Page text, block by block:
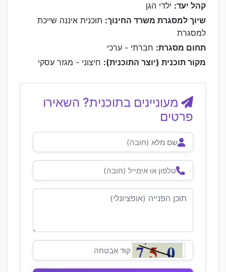
קהל יעד: ילדי הגן
שיוך למסגרת משרד החינוך: תוכנית איננה שייכת
למסגרת
תחום מסגרת: חברתי - ערכי
מקור תוכנית (יוצר התוכנית): חיצוני - מגזר עסקי
מעוניינים בתוכנית? השאירו
פרטים